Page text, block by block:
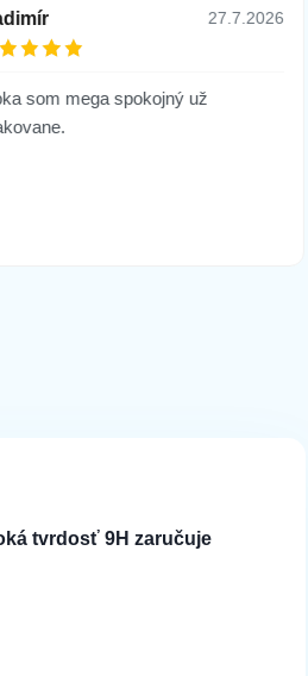
27.7.2026
som mega spokojný už
tvrdosť 9H zaručuje